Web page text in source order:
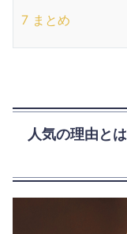
7 まとめ
人気の理由と